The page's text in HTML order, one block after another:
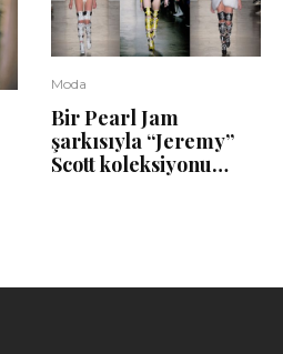
Moda
Bir Pearl Jam
şarkısıyla “Jeremy”
Scott koleksiyonu…